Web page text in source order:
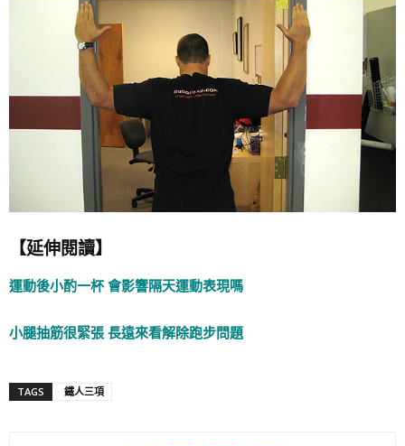
【延伸閱讀】
運動後小酌一杯 會影響隔天運動表現嗎
小腿抽筋很緊張 長遠來看解除跑步問題
TAGS 鐵人三項